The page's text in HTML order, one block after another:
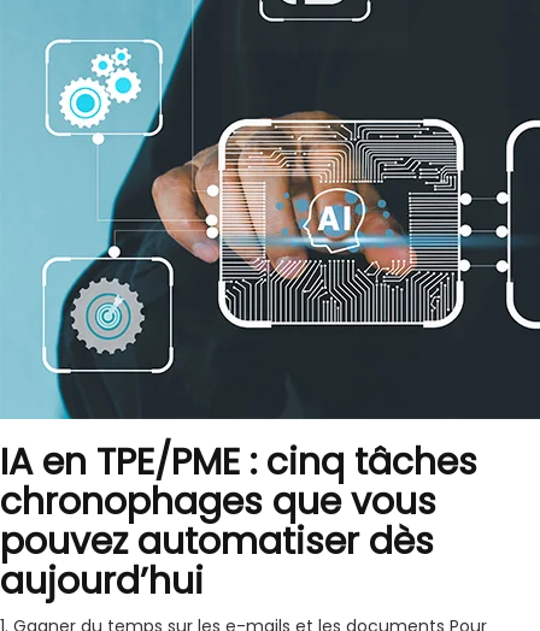
IA en TPE/PME : cinq tâches
chronophages que vous
pouvez automatiser dès
aujourd’hui
1. Gagner du temps sur les e-mails et les documents Pour